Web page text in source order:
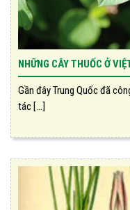
NHỮNG CÂY THUỐC Ở
Gần đây Trung Quốc đã
tác [...]